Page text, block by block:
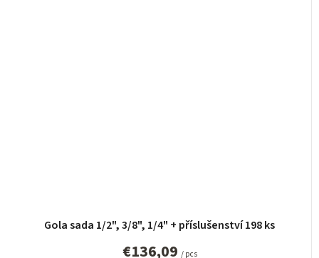
Gola sada 1/2", 3/8", 1/4" + příslušenství 198 ks
€136,09 / pcs